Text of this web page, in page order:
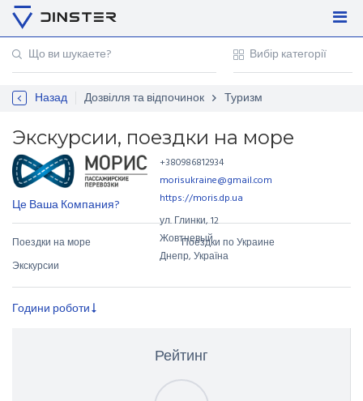
Регістрація
Контакти
Для підприємців
Назад Дозвілля та відпочинок Туризм
Экскурсии, поездки на море
Це Ваша Компания?
Поездки на море
Поездки по Украине
Экскурсии
+380986812934
morisukraine@gmail.com
https://moris.dp.ua
ул. Глинки,12
Жовтневый
Днепр, Україна
Години роботи
Рейтинг